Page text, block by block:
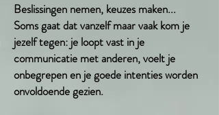
Beslissingen nemen, keuzes maken...
Soms gaat dat vanzelf maar vaak kom je
jezelf tegen: je loopt vast in je
communicatie met anderen, voelt je
onbegrepen en je goede intenties worden
onvoldoende gezien.